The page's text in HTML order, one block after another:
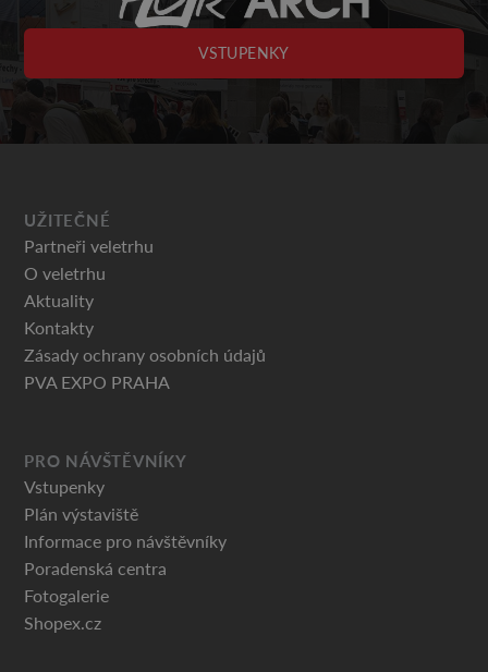
VSTUPENKY
UŽITEČNÉ
Partneři veletrhu
O veletrhu
Aktuality
Kontakty
Zásady ochrany osobních údajů
PVA EXPO PRAHA
PRO NÁVŠTĚVNÍKY
Vstupenky
Plán výstaviště
Informace pro návštěvníky
Poradenská centra
Fotogalerie
Shopex.cz